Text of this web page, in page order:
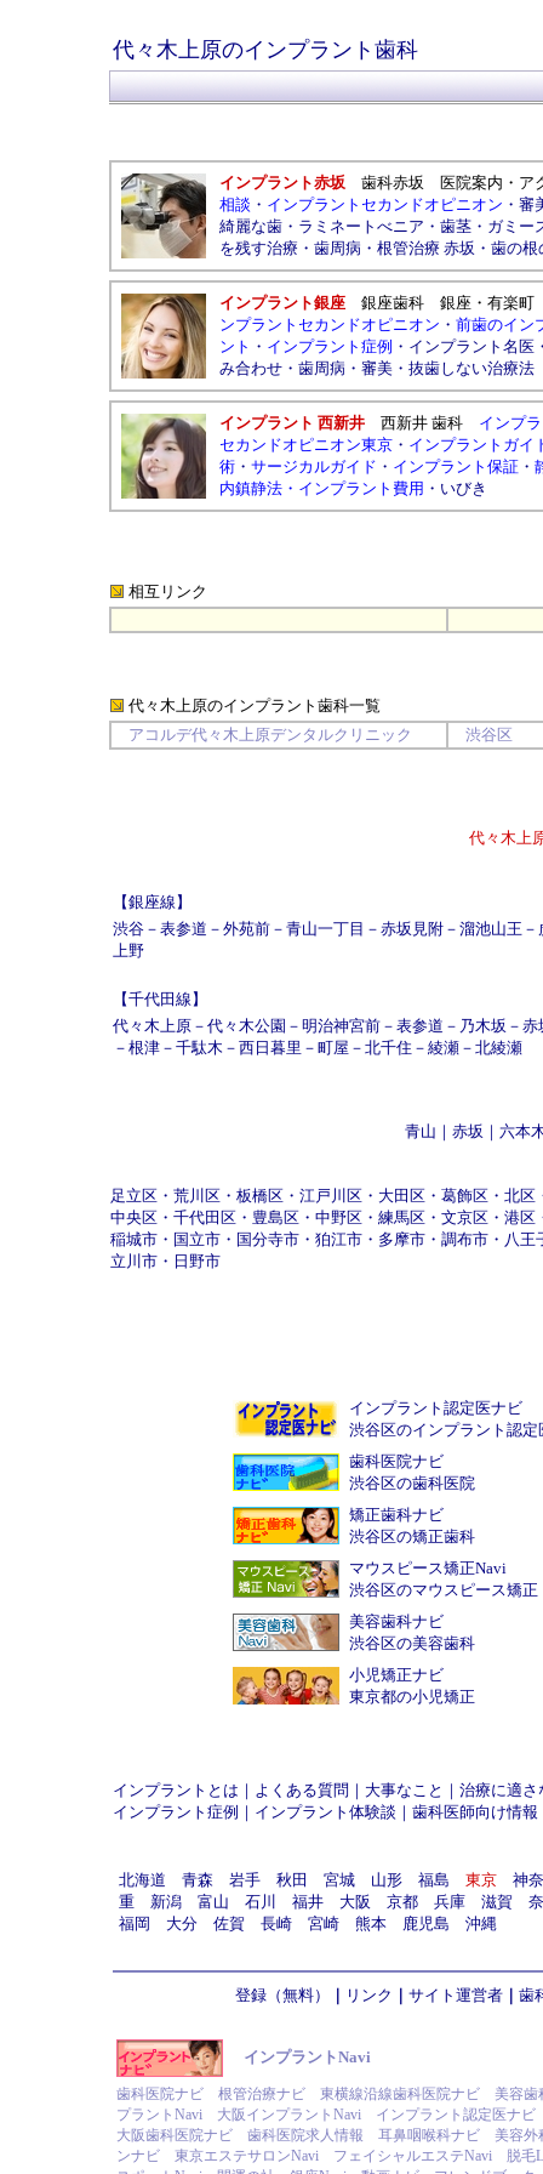
代々木上原のインプラント歯科
インプラント赤坂 歯科赤坂 医院案内 ・ ア
相談 ・ インプラントセカンドオピニオン ・ 審
綺麗な歯 ・ ラミネートべニア ・ 歯茎 ・ ガミー
を残す治療 ・ 歯周病 ・ 根管治療 赤坂 ・ 歯の根
インプラント銀座 銀座歯科 銀座 ・ 有楽町
ンプラントセカンドオピニオン ・ 前歯のイン
ント ・ インプラント症例 ・ インプラント名医
み合わせ ・ 歯周病 ・ 審美 ・ 抜歯しない治療法
インプラント 西新井 西新井 歯科
インプ
セカンドオピニオン東京 ・ インプラントガイ
術 ・ サージカルガイド ・ インプラント保証 ・
内鎮静法 ・ インプラント費用 ・ いびき
相互リンク
代々木上原のインプラント歯科一覧
アコルデ代々木上原デンタルクリニック
渋谷区
代々木上
【銀座線】
渋谷 － 表参道 － 外苑前 － 青山一丁目 － 赤坂見附 － 溜池山王 －
上野
【千代田線】
代々木上原 － 代々木公園 － 明治神宮前 － 表参道 － 乃木坂 － 赤
－ 根津 － 千駄木 － 西日暮里 － 町屋 － 北千住 － 綾瀬 － 北綾瀬
青山 ｜ 赤坂 ｜ 六本
足立区・ 荒川区・ 板橋区・ 江戸川区・ 大田区・ 葛飾区・ 北区
中央区・ 千代田区・ 豊島区・ 中野区・ 練馬区・ 文京区・ 港区
稲城市・ 国立市・ 国分寺市・ 狛江市・ 多摩市・ 調布市・ 八王
立川市・ 日野市
インプラント認定医ナビ
渋谷区のインプラント認定
歯科医院ナビ
渋谷区の歯科医院
矯正歯科ナビ
渋谷区の矯正歯科
マウスピース矯正Navi
渋谷区のマウスピース矯正
美容歯科ナビ
渋谷区の美容歯科
小児矯正ナビ
東京都の小児矯正
インプラントとは ｜ よくある質問 ｜ 大事なこと ｜ 治療に適さ
インプラント症例 ｜ インプラント体験談 ｜ 歯科医師向け情報
北海道 青森 岩手 秋田 宮城 山形 福島 東京
神
重
新潟 富山 石川 福井 大阪 京都 兵庫 滋賀
福岡
大分 佐賀 長崎 宮崎 熊本 鹿児島 沖縄
登録（無料） リンク サイト運営者｜ 歯
インプラントNavi
歯科医院ナビ 根管治療ナビ 東横線沿線歯科医院ナビ
美容歯
プラントNavi
大阪インプラントNavi
インプラント認定医ナビ
大阪歯科医院ナビ
歯科医院求人情報 耳鼻咽喉科ナビ
美容外
ンナビ
東京エステサロンNavi フェイシャルエステNavi
脱毛